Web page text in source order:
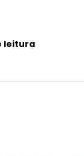
leitura